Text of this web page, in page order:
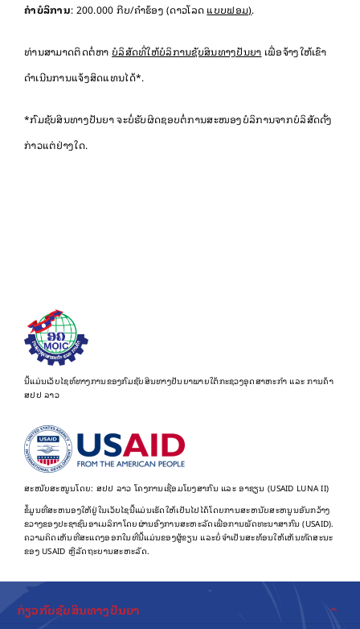
ຄ່າບໍລິການ: 200.000 ກີບ/ຄຳຮ້ອງ (ດາວໂລດ ແບບຟອມ).
ທ່ານສາມາດຕິດຕໍ່ຫາ ບໍລິສັດທີ່ໃຫ້ບໍລິການຊັບສິນທາງປັນຍາ ເພື່ອຈ້າງໃຫ້ເຂົາ
ດຳເນີນການແຈ້ງສິດແທນໄດ້*.
*ກົມຊັບສິນທາງປັນຍາ ຈະບໍ່ຮັບຜິດຊອບຕໍ່ການສະໜອງບໍລິການຈາກບໍລິສັດດັ່ງ
ກ່າວແຕ່ຢ່າງໃດ.
ນີ້ແມ່ນເວັບໄຊທ໌ທາງການຂອງກົມຊັບສິນທາງປັນຍາພາຍໃຕ້ກະຊວງອຸດສາຫະກຳ ແລະ ການຄ້າ
ສປປ ລາວ
ສະໜັບສະໜູນໂດຍ: ສປປ ລາວ ໂຄງການເຊື່ອມໂຍງສາກົນ ແລະ ອາຊຽນ (USAID LUNA II)
ຂໍ້​ມູນ​ທີ່​ສະ​ຫນອງ​ໃຫ້​ຢູ່​ໃນ​ເວັບ​ໄຊ​ນີ້​ແມ່ນ​ເຮັດ​ໃຫ້​ເປັນ​ໄປ​ໄດ້​ໂດຍ​ການ​ສະ​ຫນັບ​ສະ​ຫນູນ​ອັນ​ກວ້າງ​
ຂວາງ​ຂອງ​ປະ​ຊາ​ຊົນ​ອາ​ເມລິ​ກາ​ໂດຍ​ຜ່ານ​ອົງ​ການ​ສະ​ຫະ​ລັດ​ເພື່ອ​ການ​ພັດ​ທະ​ນາ​ສາ​ກົນ (USAID).
ຄວາມຄິດເຫັນທີ່ສະແດງອອກໃນທີ່ນີ້ແມ່ນຂອງຜູ້ຂຽນ ແລະບໍ່ຈໍາເປັນສະທ້ອນໃຫ້ເຫັນທັດສະນະ
ຂອງ USAID ຫຼືລັດຖະບານສະຫະລັດ.
ກ່ຽວກັບຊັບສິນທາງປັນຍາ